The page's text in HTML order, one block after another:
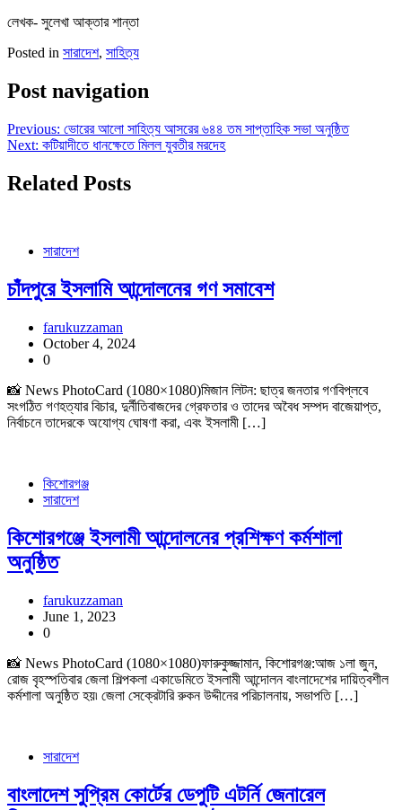
লেখক- সুলেখা আক্তার শান্তা
Posted in সারাদেশ, সাহিত্য
Post navigation
Previous: ভোরের আলো সাহিত্য আসরের ৬৪৪ তম সাপ্তাহিক সভা অনুষ্ঠিত
Next: কটিয়াদীতে ধানক্ষেতে মিলল যুবতীর মরদেহ
Related Posts
সারাদেশ
চাঁদপুরে ইসলামি আন্দোলনের গণ সমাবেশ
farukuzzaman
October 4, 2024
0
📸 News PhotoCard (1080×1080)মিজান লিটন: ছাত্র জনতার গণবিপ্লবে
সংগঠিত গণহত্যার বিচার, দুর্নীতিবাজদের গ্রেফতার ও তাদের অবৈধ সম্পদ বাজেয়াপ্ত,
নির্বাচনে তাদেরকে অযোগ্য ঘোষণা করা, এবং ইসলামী […]
কিশোরগঞ্জ
সারাদেশ
কিশোরগঞ্জে ইসলামী আন্দোলনের প্রশিক্ষণ কর্মশালা
অনুষ্ঠিত
farukuzzaman
June 1, 2023
0
📸 News PhotoCard (1080×1080)ফারুকুজ্জামান, কিশোরগঞ্জ:আজ ১লা জুন,
রোজ বৃহস্পতিবার জেলা শিল্পকলা একাডেমিতে ইসলামী আন্দোলন বাংলাদেশের দায়িত্বশীল
কর্মশালা অনুষ্ঠিত হয়৷ জেলা সেক্রেটারি রুকন উদ্দীনের পরিচালনায়, সভাপতি […]
সারাদেশ
বাংলাদেশ সুপ্রিম কোর্টের ডেপুটি এটর্নি জেনারেল